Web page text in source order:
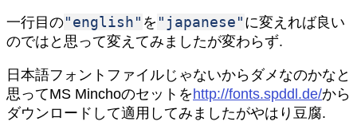
一行目の"english" を "japanese" に変えれば良い
のではと思って変えてみましたが変わらず.
日本語フォントファイルじゃないからダメなのかなと
思ってMS Minchoのセットをhttp://fonts.spddl.de/から
ダウンロードして適用してみましたがやはり豆腐.